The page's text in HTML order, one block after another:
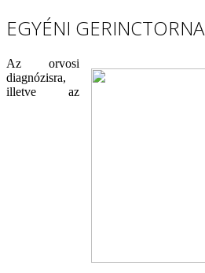
EGYÉNI GERINCTORNA
Az orvosi
diagnózisra,
illetve az